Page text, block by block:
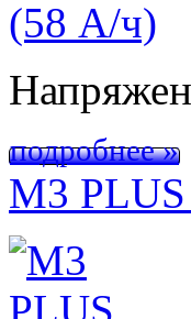
подробнее »
M3